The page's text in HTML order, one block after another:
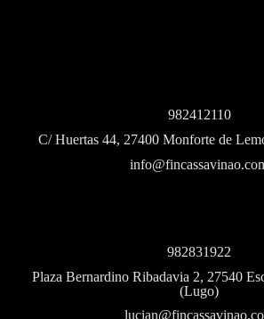
982412110
C/ Huertas 44, 27400 Monforte de
982831922
Plaza Bernardino Ribadavia 2, 27540
(Lugo)